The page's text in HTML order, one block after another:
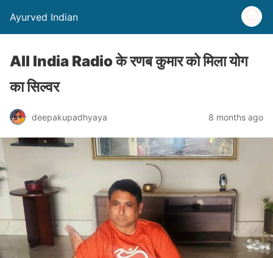
Ayurved Indian
All India Radio के रणब कुमार को मिला योग
का सिल्वर
deepakupadhyaya 8 months ago